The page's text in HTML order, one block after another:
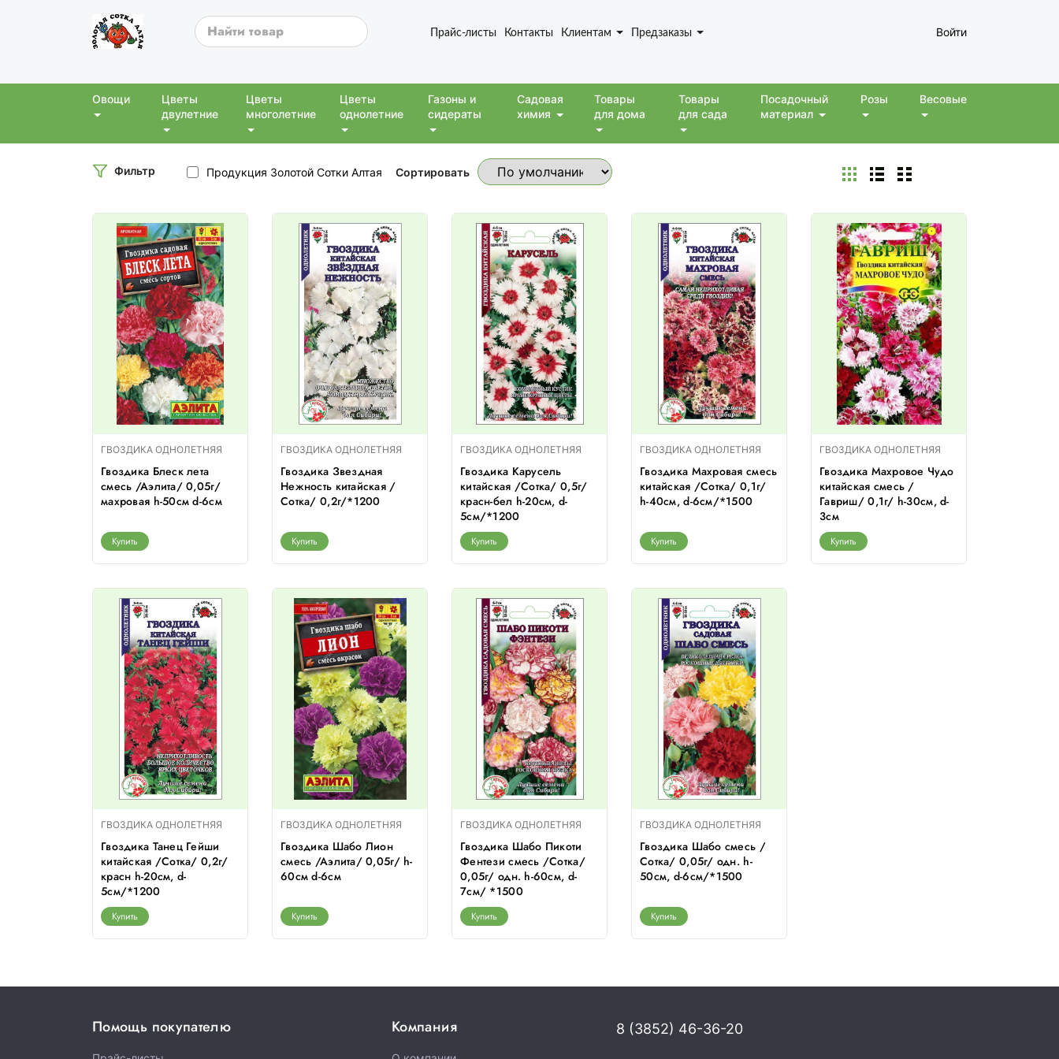
Прайс-листы Контакты Клиентам Предзаказы Войти
Овощи
Цветы
двулетние
Цветы
многолетние
Цветы
однолетние
Газоны и
сидераты
Садовая
химия
Товары
для дома
Товары
для сада
Посадочный
материал
Розы Весовые
Фильтр Продукция Золотой Сотки Алтая Сортировать
ГВОЗДИКА ОДНОЛЕТНЯЯ
Гвоздика Блеск лета
смесь /Аэлита/ 0,05г/
махровая h-50см d-6см
Купить
ГВОЗДИКА ОДНОЛЕТНЯЯ
Гвоздика Звездная
Нежность китайская /
Сотка/ 0,2г/*1200
Купить
ГВОЗДИКА ОДНОЛЕТНЯЯ
Гвоздика Карусель
китайская /Сотка/ 0,5г/
красн-бел h-20см, d-
5см/*1200
Купить
ГВОЗДИКА ОДНОЛЕТНЯЯ
Гвоздика Махровая смесь
китайская /Сотка/ 0,1г/
h-40см, d-6см/*1500
Купить
ГВОЗДИКА ОДНОЛЕТНЯЯ
Гвоздика Махровое Чудо
китайская смесь /
Гавриш/ 0,1г/ h-30см, d-
3см
Купить
ГВОЗДИКА ОДНОЛЕТНЯЯ
Гвоздика Танец Гейши
китайская /Сотка/ 0,2г/
красн h-20см, d-
5см/*1200
Купить
ГВОЗДИКА ОДНОЛЕТНЯЯ
Гвоздика Шабо Лион
смесь /Аэлита/ 0,05г/ h-
60см d-6см
Купить
ГВОЗДИКА ОДНОЛЕТНЯЯ
Гвоздика Шабо Пикоти
Фентези смесь /Сотка/
0,05г/ одн. h-60см, d-
7см/ *1500
Купить
ГВОЗДИКА ОДНОЛЕТНЯЯ
Гвоздика Шабо смесь /
Сотка/ 0,05г/ одн. h-
50см, d-6см/*1500
Купить
Помощь покупателю Компания 8 (3852) 46-36-20